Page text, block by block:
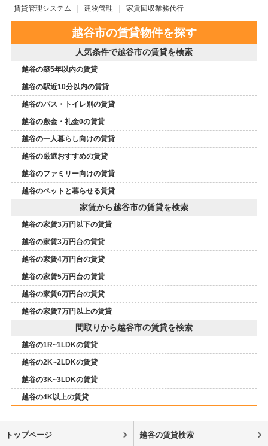
賃貸管理システム
建物管理 家賃回収業務代行
越谷市の賃貸物件を探す
人気条件で越谷市の賃貸を検索
越谷の築5年以内の賃貸
越谷の駅近10分以内の賃貸
越谷のバス・トイレ別の賃貸
越谷の敷金・礼金0の賃貸
越谷の一人暮らし向けの賃貸
越谷の厳選おすすめの賃貸
越谷のファミリー向けの賃貸
越谷のペットと暮らせる賃貸
家賃から越谷市の賃貸を検索
越谷の家賃3万円以下の賃貸
越谷の家賃3万円台の賃貸
越谷の家賃4万円台の賃貸
越谷の家賃5万円台の賃貸
越谷の家賃6万円台の賃貸
越谷の家賃7万円以上の賃貸
間取りから越谷市の賃貸を検索
越谷の1R~1LDKの賃貸
越谷の2K~2LDKの賃貸
越谷の3K~3LDKの賃貸
越谷の4K以上の賃貸
トップページ 越谷の賃貸検索